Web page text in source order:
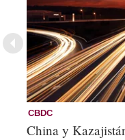
CBDC
China y